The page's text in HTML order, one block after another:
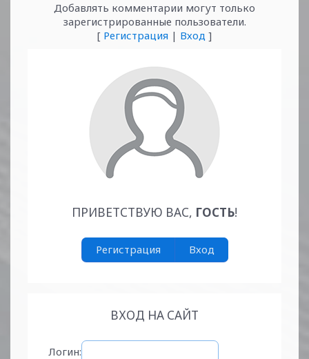
Добавлять комментарии могут только
зарегистрированные пользователи.
[ Регистрация | Вход ]
ПРИВЕТСТВУЮ ВАС, ГОСТЬ!
Регистрация Вход
ВХОД НА САЙТ
Логин: